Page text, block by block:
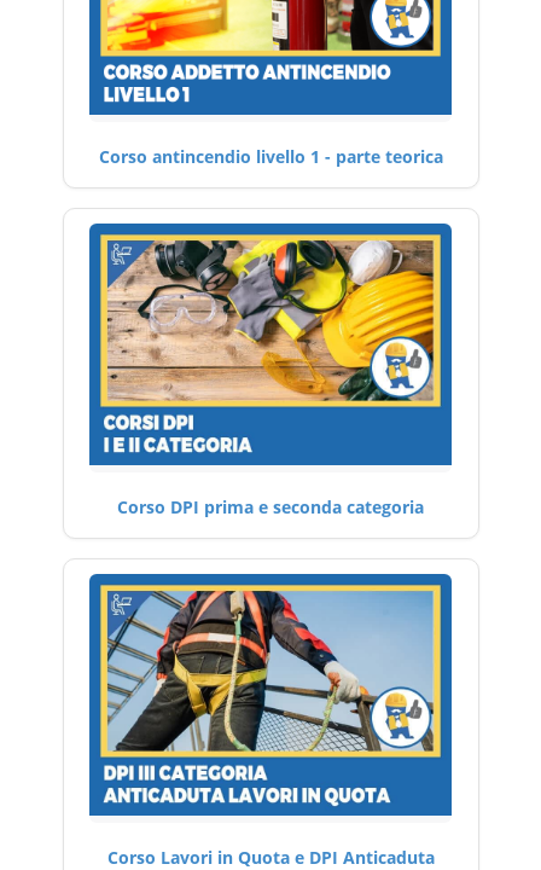
Corso antincendio livello 1 - parte teorica
Corso DPI prima e seconda categoria
Corso Lavori in Quota e DPI Anticaduta